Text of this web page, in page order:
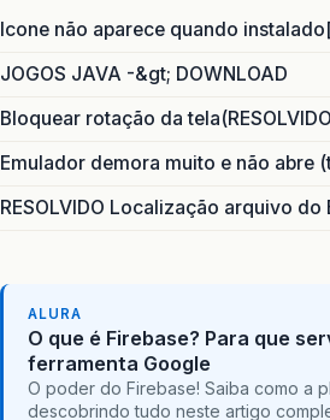
Icone não aparece quando
JOGOS JAVA -&gt; DOWNLOAD
Bloquear rotação da
Emulador demora muito e não abre
RESOLVIDO Localização arquivo do
ALURA
O que é Firebase? Para que
ferramenta Google
O poder do Firebase! Saiba como a
descobrindo tudo neste artigo